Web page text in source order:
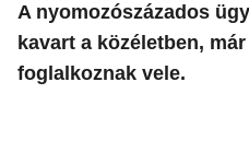
A nyomozószázados
kavart a közéletben,
foglalkoznak vele.